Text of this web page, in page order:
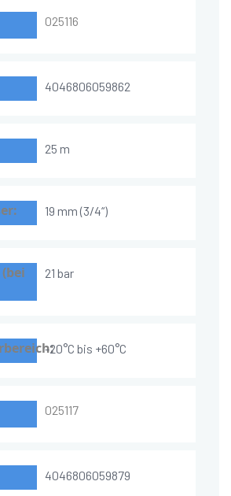
025116
4046806059862
25 m
19 mm (3/4“)
21 bar
-20°C bis +60°C
025117
4046806059879